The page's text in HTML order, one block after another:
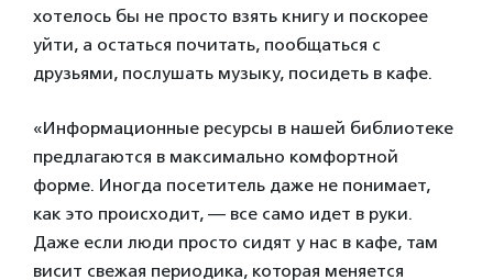
хотелось бы не просто взять книгу и поскорее
уйти, а остаться почитать, пообщаться с
друзьями, послушать музыку, посидеть в кафе.
«Информационные ресурсы в нашей библиотеке
предлагаются в максимально комфортной
форме. Иногда посетитель даже не понимает,
как это происходит, — все само идет в руки.
Даже если люди просто сидят у нас в кафе, там
висит свежая периодика, которая меняется